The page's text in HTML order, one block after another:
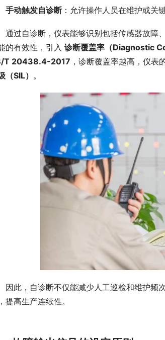
手动触发自诊断 ：允许操作人员在维护或关
过自诊断，仪表能够识别包括传感器故障
的有效性，引入 诊断覆盖率（Diagnostic
T 20438.4-2017 ，诊断覆盖率越高，仪表
（SIL） 。
此，自诊断不仅能减少人工巡检和维护频
提高生产连续性。